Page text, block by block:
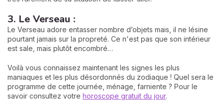
3. Le Verseau :
Le Verseau adore entasser nombre d’objets mais, il ne lésine
pourtant jamais sur la propreté. Ce n'est pas que son intérieur
est sale, mais plutôt encombré…
Voilà vous connaissez maintenant les signes les plus
maniaques et les plus désordonnés du zodiaque ! Quel sera le
programme de cette journée, ménage, farniente ? Pour le
savoir consultez votre horoscope gratuit du jour.